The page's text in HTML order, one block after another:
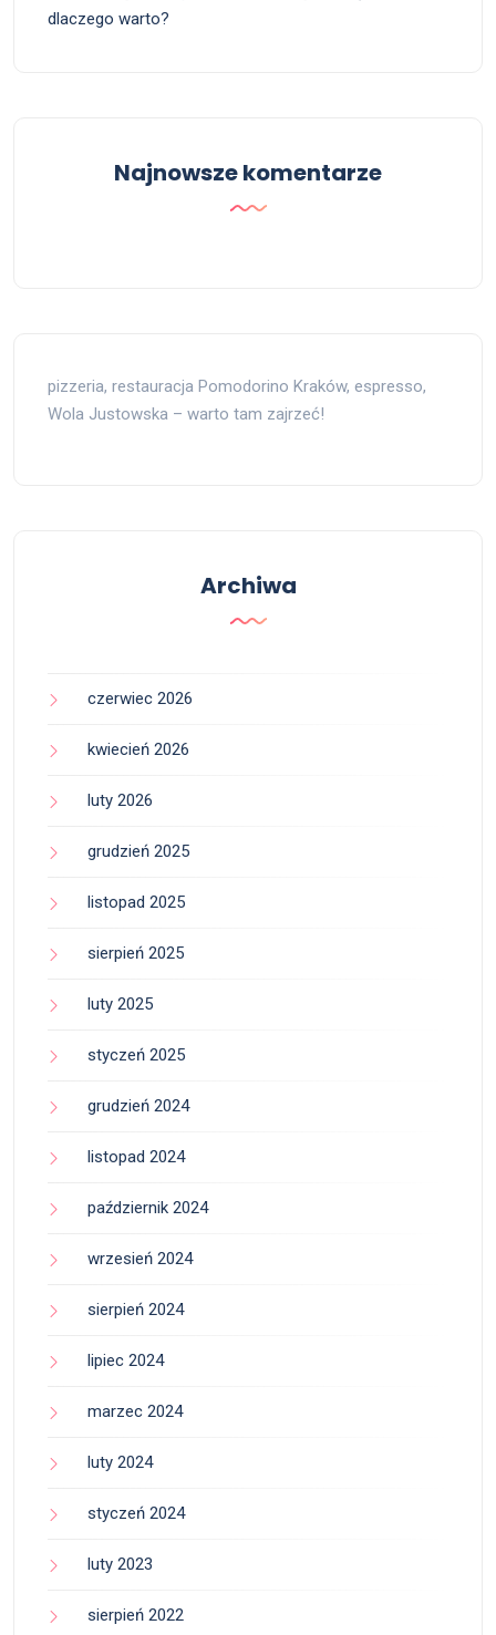
dlaczego warto?
Najnowsze komentarze
pizzeria, restauracja Pomodorino Kraków, espresso,
Wola Justowska – warto tam zajrzeć!
Archiwa
czerwiec 2026
kwiecień 2026
luty 2026
grudzień 2025
listopad 2025
sierpień 2025
luty 2025
styczeń 2025
grudzień 2024
listopad 2024
październik 2024
wrzesień 2024
sierpień 2024
lipiec 2024
marzec 2024
luty 2024
styczeń 2024
luty 2023
sierpień 2022